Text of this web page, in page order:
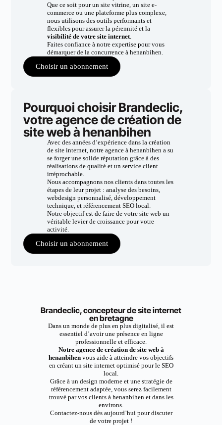
Que ce soit pour un site vitrine, un site e-
commerce ou une plateforme plus complexe,
nous utilisons des outils performants et
flexibles pour assurer la pérennité et la
visibilité de votre site internet.
Faites confiance à notre expertise pour vous
démarquer de la concurrence à henanbihen.
Choisir un abonnement
Pourquoi choisir Brandeclic,
votre agence de création de
site web à henanbihen
Avec des années d’expérience dans la création
de site internet, notre agence à henanbihen a su
se forger une solide réputation grâce à des
réalisations de qualité et un service client
irréprochable.
Nous accompagnons nos clients dans toutes les
étapes de leur projet : analyse des besoins,
webdesign personnalisé, développement
technique, et référencement SEO local.
Notre objectif est de faire de votre site web un
véritable levier de croissance pour votre
activité.
Choisir un abonnement
Brandeclic, concepteur de site internet
en bretagne
Dans un monde de plus en plus digitalisé, il est
essentiel d’avoir une présence en ligne
professionnelle et efficace.
Notre agence de création de site web à
henanbihen vous aide à atteindre vos objectifs
en créant un site internet optimisé pour le SEO
local.
Grâce à un design moderne et une stratégie de
référencement adaptée, vous serez facilement
trouvé par vos clients à henanbihen et dans les
environs.
Contactez-nous dès aujourd’hui pour discuter
de votre projet !